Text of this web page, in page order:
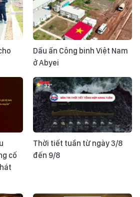
Dấu ấn Công binh Việt Nam
ở Abyei
cố
Thời tiết tuần từ ngày 3/8
đến 9/8